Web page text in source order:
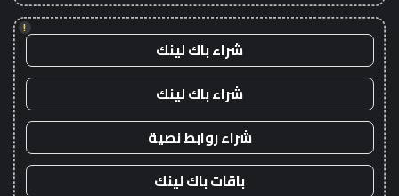
!
شراء باك لينك
شراء باك لينك
شراء روابط نصية
باقات باك لينك